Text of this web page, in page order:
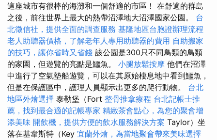
這座城市有很棒的海灘和一個舒適的市區！ 在舒適的群島
之後，前往世界上最大的熱帶沼澤地大沼澤國家公園。 台
北徵信社，提供全面的調查服務 基隆地區台胞證辦理流程
老人助聽器價格，了解老年人專用助聽器的費用 自助搬家
的技巧，讓你省時又省錢 該公園是300只不同鳥類的鳥類
的家園，但遊覽的亮點是鱷魚。 小腿放鬆按摩 他們在沼澤
中進行了空氣墊船遊覽，可以在其原始棲息地中看到鱷魚，
但是在保護區中，護理人員顯示出更多的爬行動物。 台北
地區外燴選擇 泰勒堡（Fort 整骨推拿療程 台北記帳士推
薦，找到最合適的記帳專家 精緻茶會點心，為您的聚會增
添美味 開飲機，提供方便的飲水服務解決方案 Taylor）坐
落在基韋斯特（Key 宜蘭外燴，為當地聚會帶來美味選擇